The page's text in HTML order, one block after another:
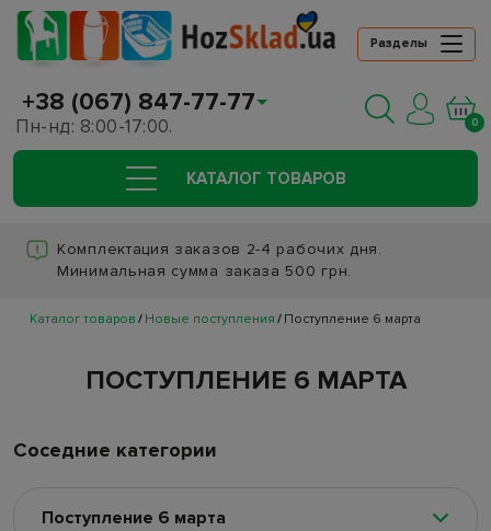
Разделы
+38 (067) 847-77-77
Пн-нд: 8:00-17:00. 0
КАТАЛОГ ТОВАРОВ
Комплектация заказов 2-4 рабочих дня.
Минимальная сумма заказа 500 грн.
Каталог товаров Новые поступления Поступление 6 марта
ПОСТУПЛЕНИЕ 6 МАРТА
Соседние категории
Поступление 6 марта